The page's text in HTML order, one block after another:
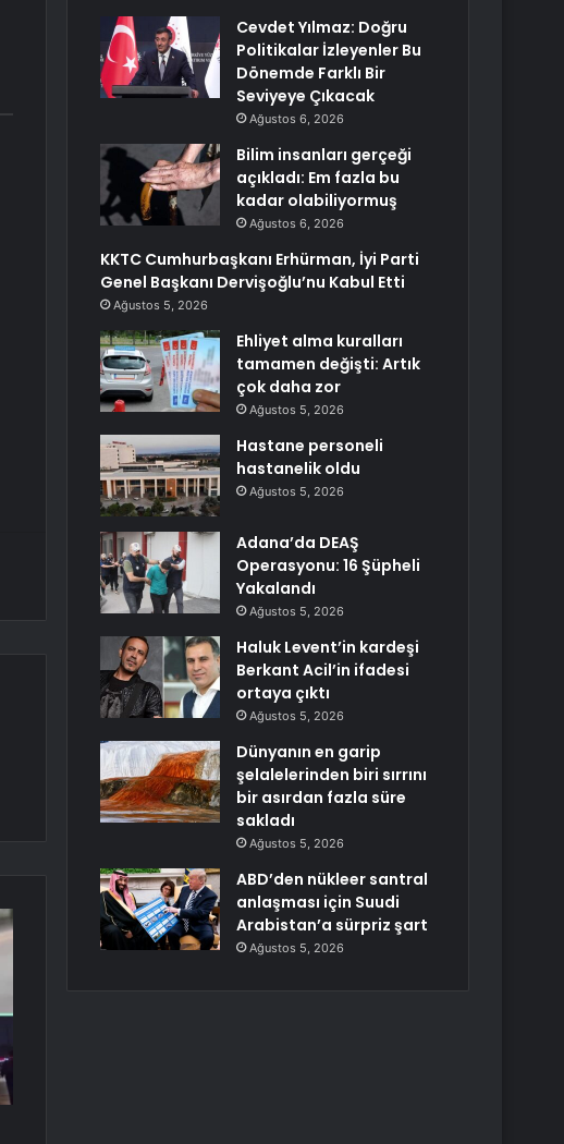
Cevdet Yılmaz: Doğru
Politikalar İzleyenler Bu
Dönemde Farklı Bir
Seviyeye Çıkacak
Ağustos 6, 2026
Bilim insanları gerçeği
açıkladı: Em fazla bu
kadar olabiliyormuş
Ağustos 6, 2026
KKTC Cumhurbaşkanı Erhürman, İyi Parti
Genel Başkanı Dervişoğlu’nu Kabul Etti
Ağustos 5, 2026
Ehliyet alma kuralları
tamamen değişti: Artık
çok daha zor
Ağustos 5, 2026
Hastane personeli
hastanelik oldu
Ağustos 5, 2026
Adana’da DEAŞ
Operasyonu: 16 Şüpheli
Yakalandı
Ağustos 5, 2026
Haluk Levent’in kardeşi
Berkant Acil’in ifadesi
ortaya çıktı
Ağustos 5, 2026
Dünyanın en garip
şelalelerinden biri sırrını
bir asırdan fazla süre
sakladı
Ağustos 5, 2026
ABD’den nükleer santral
anlaşması için Suudi
Arabistan’a sürpriz şart
Ağustos 5, 2026